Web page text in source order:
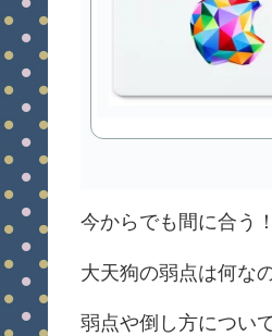
今からでも間に合う
大天狗の弱点は何な
弱点や倒し方につい